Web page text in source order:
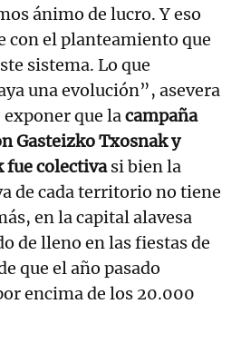
ánimo de lucro. Y eso
con el planteamiento que
sistema. Lo que
una evolución”, asevera
que lacampaña
Gasteizko Txosnak y
fue colectivasi bien la
de cada territorio no tiene
en la capital alavesa
de lleno en las fiestas de
que el año pasado
encima de los 20.000